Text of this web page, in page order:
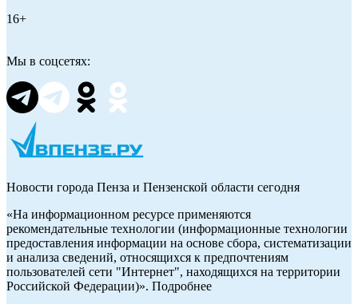
16+
Мы в соцсетях:
Новости города Пенза и Пензенской области сегодня
«На информационном ресурсе применяются
рекомендательные технологии (информационные технологии
предоставления информации на основе сбора, систематизации
и анализа сведений, относящихся к предпочтениям
пользователей сети "Интернет", находящихся на территории
Российской Федерации)». Подробнее